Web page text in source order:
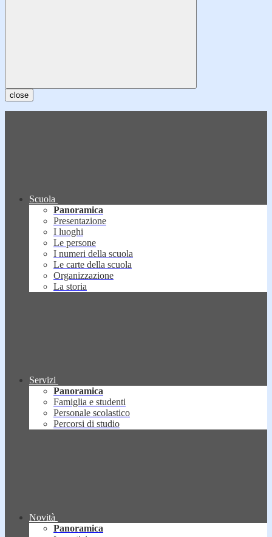
close
Scuola
Panoramica
Presentazione
I luoghi
Le persone
I numeri della scuola
Le carte della scuola
Organizzazione
La storia
Servizi
Panoramica
Famiglia e studenti
Personale scolastico
Percorsi di studio
Novità
Panoramica